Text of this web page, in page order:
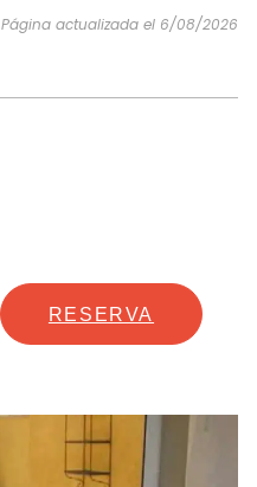
Página actualizada el 6/08/2026
RESERVA